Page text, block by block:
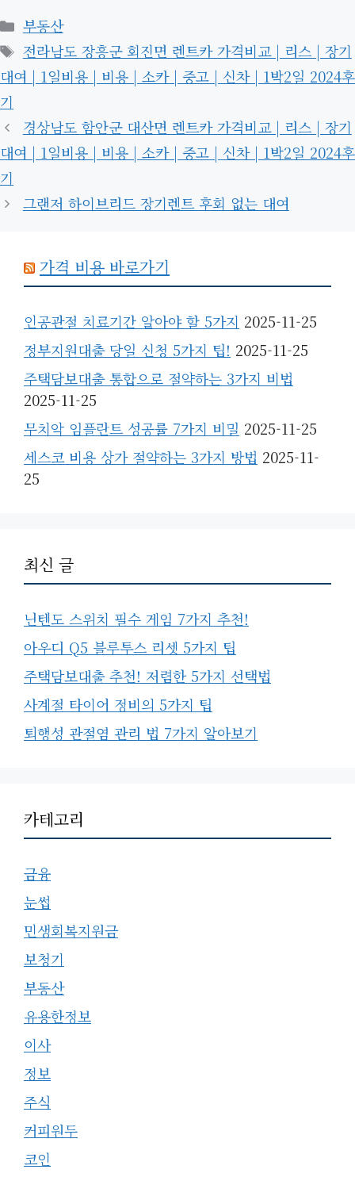
카
테
고
리
부동산
태
그
전라남도 장흥군 회진면 렌트카 가격비교 | 리스 | 장기
대여 | 1일비용 | 비용 | 소카 | 중고 | 신차 | 1박2일 2024후
기
경상남도 함안군 대산면 렌트카 가격비교 | 리스 | 장기
대여 | 1일비용 | 비용 | 소카 | 중고 | 신차 | 1박2일 2024후
기
그랜저 하이브리드 장기렌트 후회 없는 대여
가격 비용 바로가기
인공관절 치료기간 알아야 할 5가지 2025-11-25
정부지원대출 당일 신청 5가지 팁! 2025-11-25
주택담보대출 통합으로 절약하는 3가지 비법
2025-11-25
무치악 임플란트 성공률 7가지 비밀 2025-11-25
세스코 비용 상가 절약하는 3가지 방법 2025-11-
25
최신 글
닌텐도 스위치 필수 게임 7가지 추천!
아우디 Q5 블루투스 리셋 5가지 팁
주택담보대출 추천! 저렴한 5가지 선택법
사계절 타이어 정비의 5가지 팁
퇴행성 관절염 관리 법 7가지 알아보기
카테고리
금융
눈썹
민생회복지원금
보청기
부동산
유용한정보
이사
정보
주식
커피원두
코인